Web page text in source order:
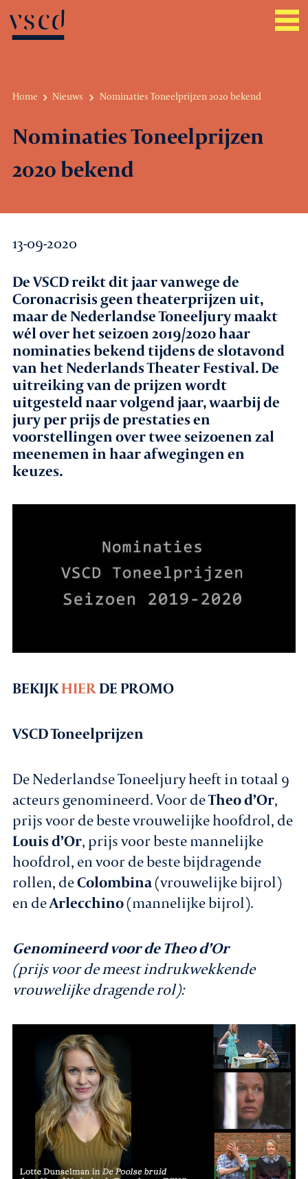
Netwerk & service
Lid worden
Agenda
Leden
Nieuws
In gesprek met leden
Aanmelden nieuwsbrief
Home Nieuws Nominaties Toneelprijzen 2020 bekend
Nominaties Toneelprijzen
2020 bekend
13-09-2020
De VSCD reikt dit jaar vanwege de
Coronacrisis geen theaterprijzen uit,
maar de Nederlandse Toneeljury maakt
wél over het seizoen 2019/2020 haar
nominaties bekend tijdens de slotavond
van het Nederlands Theater Festival. De
uitreiking van de prijzen wordt
uitgesteld naar volgend jaar, waarbij de
jury per prijs de prestaties en
voorstellingen over twee seizoenen zal
meenemen in haar afwegingen en
keuzes.
BEKIJKHIERDE PROMO
VSCD Toneelprijzen
De Nederlandse Toneeljury heeft in totaal 9
acteurs genomineerd. Voor deTheo d’Or,
prijs voor de beste vrouwelijke hoofdrol, de
Louis d’Or, prijs voor beste mannelijke
hoofdrol, en voor de beste bijdragende
rollen, deColombina(vrouwelijke bijrol)
en deArlecchino(mannelijke bijrol).
Genomineerd voor de Theo d’Or
(prijs voor de meest indrukwekkende
vrouwelijke dragende rol):